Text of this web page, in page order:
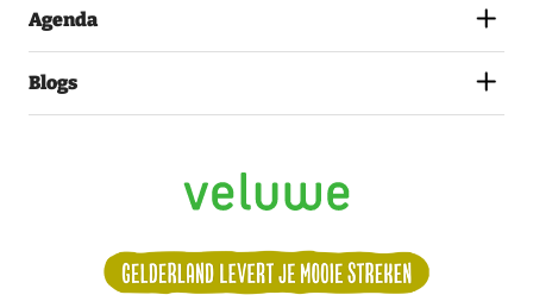
Agenda
Blogs